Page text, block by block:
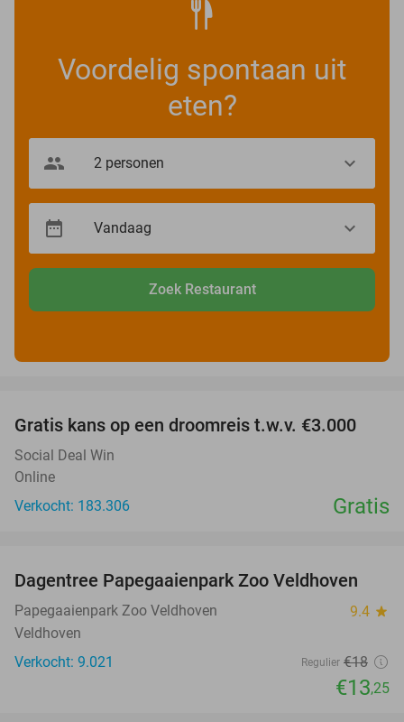
Voordelig spontaan uit
eten?
Zoek Restaurant
Gratis kans op een droomreis t.w.v. €3.000
Social Deal Win
Online
Verkocht: 183.306
Gratis
26%
Dagentree Papegaaienpark Zoo Veldhoven
Papegaaienpark Zoo Veldhoven 9.4 star
Veldhoven
Verkocht: 9.021
Regulier €18
€13,25